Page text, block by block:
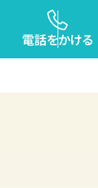
電話をかける